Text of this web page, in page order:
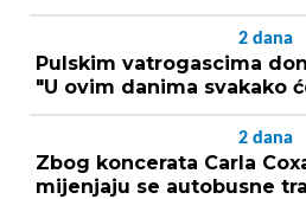
2 dana
Pulskim vatrogascima
"U ovim danima svakako
2 dana
Zbog koncerata Carla
mijenjaju se autobusne